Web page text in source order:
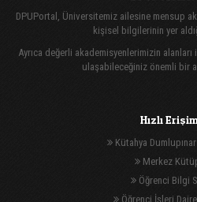
DPUPortal, Üniversitemiz ailesine mensup
kişisel bilgilerinin yer
Ayrıca değerli akademisyenlerimizin
ulaşabileceğiniz önemli bir
Hızlı
Kütahya
Merkez
Öğrenci Bilgi
Öğrenci İşleri Daire